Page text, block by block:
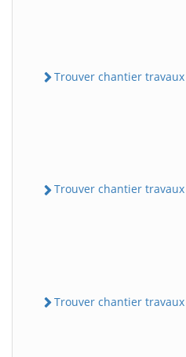
Trouver chantier travaux
Trouver chantier travaux
Trouver chantier travaux